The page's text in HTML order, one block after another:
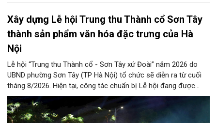
Xây dựng Lễ hội Trung thu Thành cổ Sơn Tây
thành sản phẩm văn hóa đặc trưng của Hà
Nội
Lễ hội “Trung thu Thành cổ - Sơn Tây xứ Đoài” năm 2026 do
UBND phường Sơn Tây (TP Hà Nội) tổ chức sẽ diễn ra từ cuối
tháng 8/2026. Hiện tại, công tác chuẩn bị Lễ hội đang được
chính quyền phường Sơn Tây cùng các phòng, ban, ngành, đơn
vị và 25 tổ dân phố khẩn trương triển khai, tạo khí thế sôi nổi,
sẵn sàng mang đến cho Nhân dân và du khách một mùa Trung